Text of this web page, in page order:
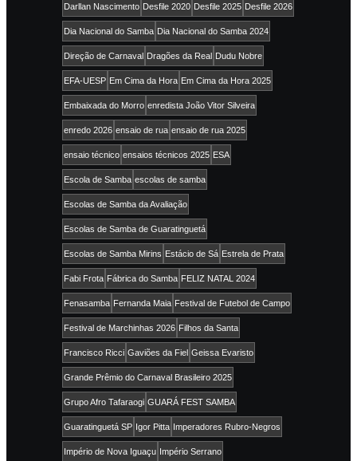
Darllan Nascimento Desfile 2020 Desfile 2025 Desfile 2026
Dia Nacional do Samba Dia Nacional do Samba 2024
Direção de Carnaval Dragões da Real Dudu Nobre
EFA-UESP Em Cima da Hora Em Cima da Hora 2025
Embaixada do Morro enredista João Vitor Silveira
enredo 2026 ensaio de rua ensaio de rua 2025
ensaio técnico ensaios técnicos 2025 ESA
Escola de Samba escolas de samba
Escolas de Samba da Avaliação
Escolas de Samba de Guaratinguetá
Escolas de Samba Mirins Estácio de Sá Estrela de Prata
Fabi Frota Fábrica do Samba FELIZ NATAL 2024
Fenasamba Fernanda Maia Festival de Futebol de Campo
Festival de Marchinhas 2026 Filhos da Santa
Francisco Ricci Gaviões da Fiel Geissa Evaristo
Grande Prêmio do Carnaval Brasileiro 2025
Grupo Afro Tafaraogi GUARÁ FEST SAMBA
Guaratinguetá SP Igor Pitta Imperadores Rubro-Negros
Império de Nova Iguaçu Império Serrano